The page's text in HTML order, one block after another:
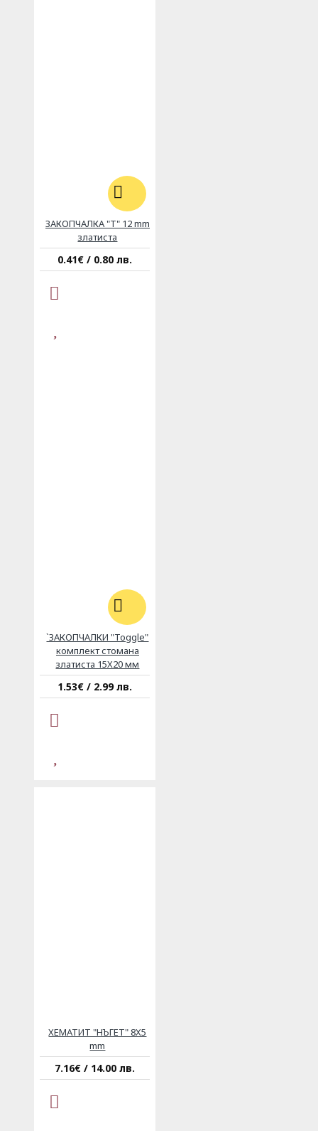
ЗАКОПЧАЛКА "T" 12 mm
златиста
0.41€ / 0.80 лв.
`ЗАКОПЧАЛКИ "Toggle"
комплект стомана
златиста 15X20 мм
1.53€ / 2.99 лв.
ХЕМАТИТ "НЪГЕТ" 8Х5
mm
7.16€ / 14.00 лв.